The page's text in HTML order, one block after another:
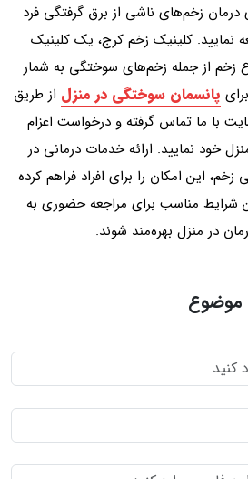
زخم‌های ناشی از برق گرفتگی فرد
نمایید. کلینیک زخم کرج، یک کلینیک
زخم از جمله زخم‌های سوختگی به شمار
پانسمان سوختگی در منزل از طریق
با ما تماس گرفته و درخواست اعزام
نمایید. ارائه خدمات درمانی در
این امکان را برای افراد فراهم کرده
مناسب برای مراجعه حضوری به
در منزل بهره‌مند شوند.
موضوع